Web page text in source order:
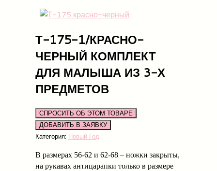
Т-175-1/КРАСНО-
ЧЕРНЫЙ КОМПЛЕКТ
ДЛЯ МАЛЫША ИЗ 3-Х
ПРЕДМЕТОВ
СПРОСИТЬ ОБ ЭТОМ ТОВАРЕ
Категория: Новый Год
В размерах 56-62 и 62-68 – ножки закрыты,
на рукавах антицарапки только в размере